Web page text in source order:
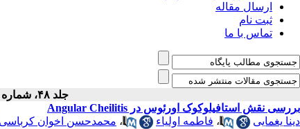
ارسال مقاله
ثبت نام
تماس با ما
جلد ۴۸، شماره ۴ - ( ۱۲-۱۴۰۳ )
بررسی نقش استافیلوکوک اورئوس در Angular Cheilitis
دینا یغمایی
، فاطمه اولیاء ، محمدحسن اخوان کرباسی